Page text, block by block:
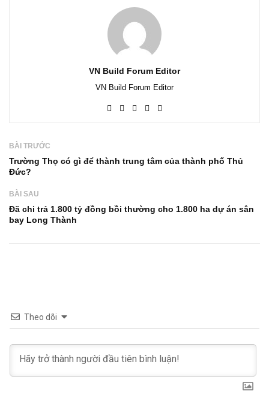
VN Build Forum Editor
VN Build Forum Editor
BÀI TRƯỚC
Trường Thọ có gì để thành trung tâm của thành phố Thủ
Đức?
BÀI SAU
Đã chi trả 1.800 tỷ đồng bồi thường cho 1.800 ha dự án sân
bay Long Thành
Theo dõi